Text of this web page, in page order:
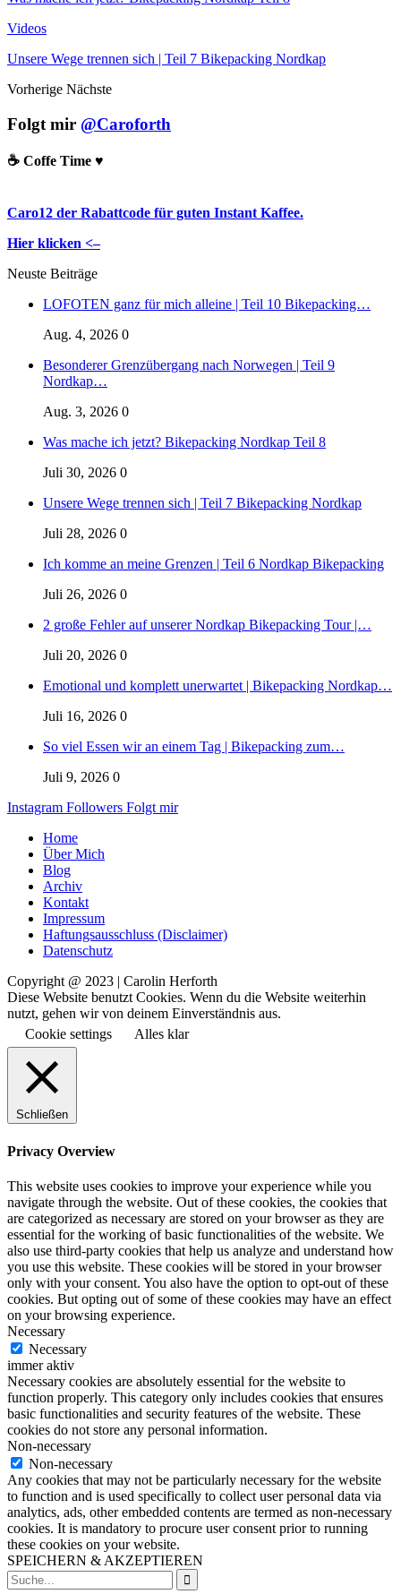
Videos
Unsere Wege trennen sich | Teil 7 Bikepacking Nordkap
Vorherige Nächste
Folgt mir @Caroforth
☕️ Coffe Time ♥️
Caro12 der Rabattcode für guten Instant Kaffee.
Hier klicken <–
Neuste Beiträge
LOFOTEN ganz für mich alleine | Teil 10 Bikepacking…
Aug. 4, 2026 0
Besonderer Grenzübergang nach Norwegen | Teil 9
Nordkap…
Aug. 3, 2026 0
Was mache ich jetzt? Bikepacking Nordkap Teil 8
Juli 30, 2026 0
Unsere Wege trennen sich | Teil 7 Bikepacking Nordkap
Juli 28, 2026 0
Ich komme an meine Grenzen | Teil 6 Nordkap Bikepacking
Juli 26, 2026 0
2 große Fehler auf unserer Nordkap Bikepacking Tour |…
Juli 20, 2026 0
Emotional und komplett unerwartet | Bikepacking Nordkap…
Juli 16, 2026 0
So viel Essen wir an einem Tag | Bikepacking zum…
Juli 9, 2026 0
Instagram Followers Folgt mir
Home
Über Mich
Blog
Archiv
Kontakt
Impressum
Haftungsausschluss (Disclaimer)
Datenschutz
Copyright @ 2023 | Carolin Herforth
Diese Website benutzt Cookies. Wenn du die Website weiterhin
nutzt, gehen wir von deinem Einverständnis aus.
Cookie settings
Alles klar
Schließen
Privacy Overview
This website uses cookies to improve your experience while you
navigate through the website. Out of these cookies, the cookies that
are categorized as necessary are stored on your browser as they are
essential for the working of basic functionalities of the website. We
also use third-party cookies that help us analyze and understand how
you use this website. These cookies will be stored in your browser
only with your consent. You also have the option to opt-out of these
cookies. But opting out of some of these cookies may have an effect
on your browsing experience.
Necessary
Necessary
immer aktiv
Necessary cookies are absolutely essential for the website to
function properly. This category only includes cookies that ensures
basic functionalities and security features of the website. These
cookies do not store any personal information.
Non-necessary
Non-necessary
Any cookies that may not be particularly necessary for the website
to function and is used specifically to collect user personal data via
analytics, ads, other embedded contents are termed as non-necessary
cookies. It is mandatory to procure user consent prior to running
these cookies on your website.
SPEICHERN & AKZEPTIEREN